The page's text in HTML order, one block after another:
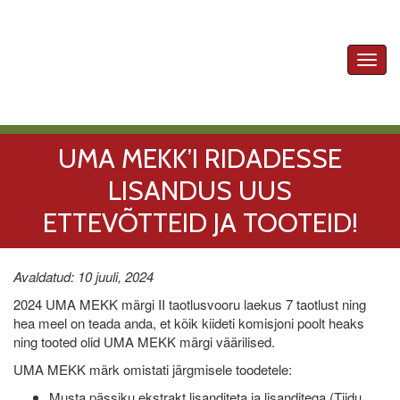
UMA MEKK’I RIDADESSE
LISANDUS UUS
ETTEVÕTTEID JA TOOTEID!
Avaldatud: 10 juuli, 2024
2024 UMA MEKK märgi II taotlusvooru laekus 7 taotlust ning
hea meel on teada anda, et kõik kiideti komisjoni poolt heaks
ning tooted olid UMA MEKK märgi väärilised.
UMA MEKK märk omistati järgmisele toodetele: